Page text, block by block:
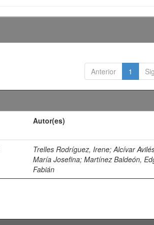
Anterior 1
Autor(es)
Trelles Rodríguez, Irene;Alcívar
María Josefina;Martínez Baldeón,
Fabián